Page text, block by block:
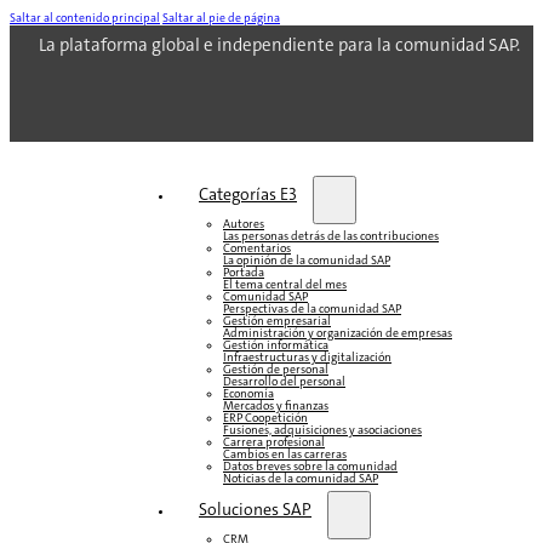
Saltar al contenido principal Saltar al pie de página
La plataforma global e independiente para la comunidad SAP.
Categorías E3
Autores
Las personas detrás de las contribuciones
Comentarios
La opinión de la comunidad SAP
Portada
El tema central del mes
Comunidad SAP
Perspectivas de la comunidad SAP
Gestión empresarial
Administración y organización de empresas
Gestión informática
Infraestructuras y digitalización
Gestión de personal
Desarrollo del personal
Economía
Mercados y finanzas
ERP Coopetición
Fusiones, adquisiciones y asociaciones
Carrera profesional
Cambios en las carreras
Datos breves sobre la comunidad
Noticias de la comunidad SAP
Soluciones‎‎ SAP
CRM